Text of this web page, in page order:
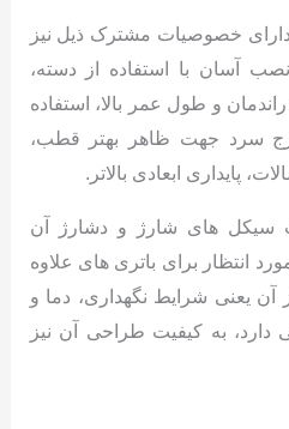
خصوصیات مشترک ذیل نیز
آسان با استفاده از دسته،
راندمان و طول عمر بالا، استفاده
سرد جهت ظاهر بهتر قطب،
پایداری ابعادی بالاتر.
سیکل های شارژ و دشارژ آن
انتظار برای باتری های علاوه
آن یعنی شرایط نگهداری، دما و
به کیفیت طراحی آن نیز